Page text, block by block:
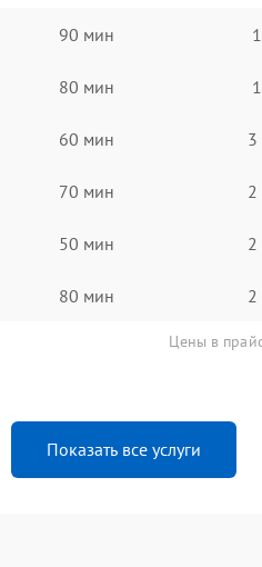
90 мин
80 мин
60 мин 3
70 мин 2
50 мин 2
80 мин 2
Цены в
Показать все услуги